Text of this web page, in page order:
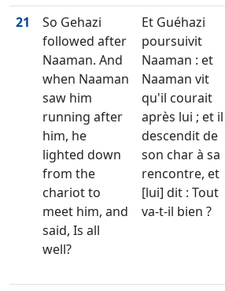
21
So Gehazi
followed after
Naaman. And
when Naaman
saw him
running after
him, he
lighted down
from the
chariot to
meet him, and
said, Is all
well?
Et Guéhazi
poursuivit
Naaman : et
Naaman vit
qu'il courait
après lui ; et il
descendit de
son char à sa
rencontre, et
[lui] dit : Tout
va-t-il bien ?